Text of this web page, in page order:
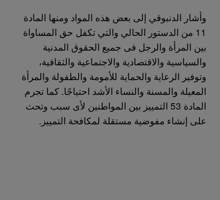
وأشار الدنبوقي إلى بعض هذه المواد ومنها المادة
11 من الدستور الحالي والتي تكفل حق المساواة
بين المرأة والرجل فى جميع الحقوق المدنية
والسياسية والاقتصادية والاجتماعية والثقافية،
وتوفير الرعاية والحماية للأمومة والطفولة والمرأة
المعيلة والمسنة والنساء الأشد احتياجًا. كما تجرم
المادة 53 التمييز بين المواطنين لأى سبب وتحث
على إنشاء مفوضية مستقلة لمكافحة التمييز.